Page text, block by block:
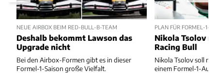
NEUE AIRBOX BEIM RED-BULL-B-TEAM
Deshalb bekommt Lawson das
Upgrade nicht
Bei den Airbox-Formen gibt es in dieser
Formel-1-Saison große Vielfalt.
PLAN FÜR FORMEL-1-
Nikola Tsolov
Racing Bull
Nikola Tsolov soll
einem Formel-1-